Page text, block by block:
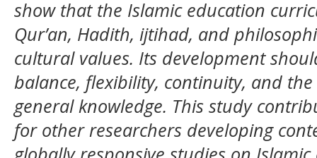
show that the Islamic education
Qur’an, Hadith, ijtihad, and
cultural values. Its development
balance, flexibility, continuity, and
general knowledge. This study
for other researchers developing